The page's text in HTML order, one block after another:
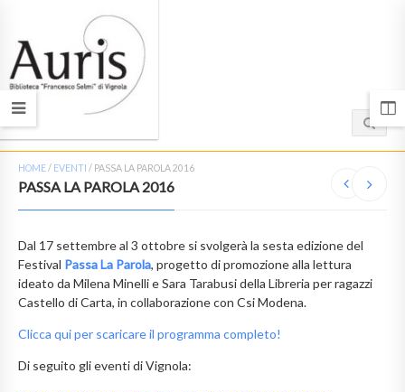
HOME/ EVENTI / PASSA LA PAROLA 2016
PASSA LA PAROLA 2016
Dal 17 settembre al 3 ottobre si svolgerà la sesta edizione del
Festival Passa La Parola, progetto di promozione alla lettura
ideato da Milena Minelli e Sara Tarabusi della Libreria per ragazzi
Castello di Carta, in collaborazione con Csi Modena.
Clicca qui per scaricare il programma completo!
Di seguito gli eventi di Vignola: